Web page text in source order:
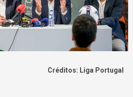
Créditos: Liga Portugal